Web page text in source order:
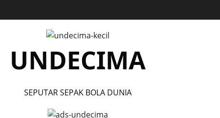
UNDECIMA
SEPUTAR SEPAK BOLA DUNIA